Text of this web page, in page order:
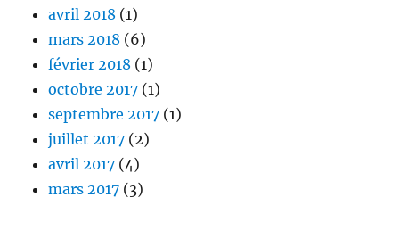
avril 2018 (1)
mars 2018 (6)
février 2018 (1)
octobre 2017 (1)
septembre 2017 (1)
juillet 2017 (2)
avril 2017 (4)
mars 2017 (3)